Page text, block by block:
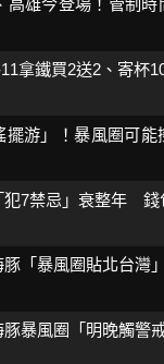
高雄今登場！管制時
拿鐵買2送2、寄杯
擺游」！暴風圈可
犯7禁忌」衰整年 錢
豚「暴風圈貼北台
豚暴風圈「明晚觸